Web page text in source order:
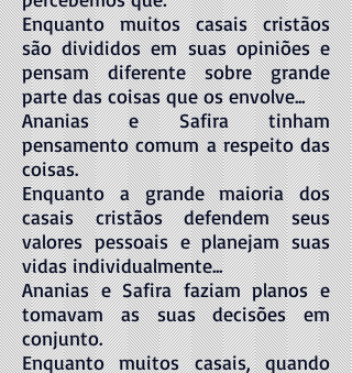
Enquanto muitos casais cristãos
são divididos em suas opiniões e
pensam diferente sobre grande
parte das coisas que os envolve...
Ananias e Safira tinham
pensamento comum a respeito das
coisas.
Enquanto a grande maioria dos
casais cristãos defendem seus
valores pessoais e planejam suas
vidas individualmente...
Ananias e Safira faziam planos e
tomavam as suas decisões em
conjunto.
Enquanto muitos casais, quando